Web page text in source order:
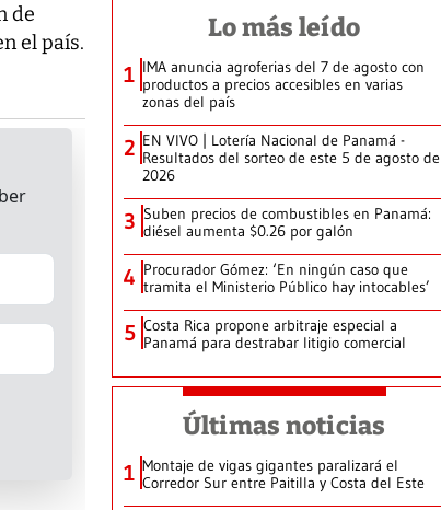
de
el país.
Lo más leído
1 IMA anuncia agroferias del 7 de agosto con
productos a precios accesibles en varias
zonas del país
2 EN VIVO | Lotería Nacional de Panamá -
Resultados del sorteo de este 5 de agosto de
2026
3 Suben precios de combustibles en Panamá:
diésel aumenta $0.26 por galón
4 Procurador Gómez: ‘En ningún caso que
tramita el Ministerio Público hay intocables’
5 Costa Rica propone arbitraje especial a
Panamá para destrabar litigio comercial
Últimas noticias
1 Montaje de vigas gigantes paralizará el
Corredor Sur entre Paitilla y Costa del Este